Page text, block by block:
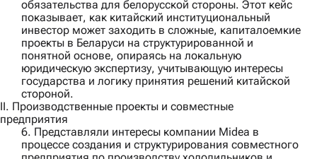
обязательства для белорусской стороны. Этот кейс
показывает, как китайский институциональный
инвестор может заходить в сложные, капиталоемкие
проекты в Беларуси на структурированной и
понятной основе, опираясь на локальную
юридическую экспертизу, учитывающую интересы
государства и логику принятия решений китайской
стороной.
II. Производственные проекты и совместные
предприятия
6. Представляли интересы компании Midea в
процессе создания и структурирования совместного